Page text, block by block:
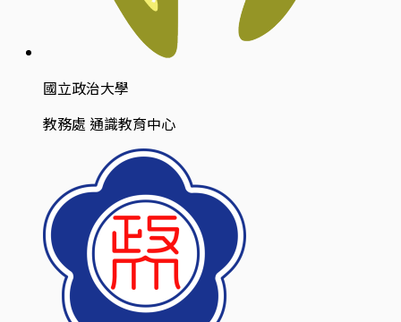
國立政治大學
教務處 通識教育中心